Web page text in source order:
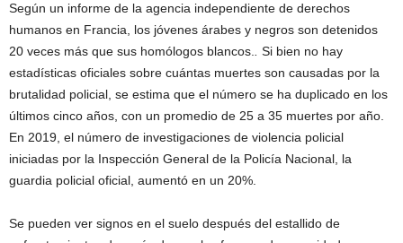
Según un informe de la agencia independiente de derechos
humanos en Francia, los jóvenes árabes y negros son detenidos
20 veces más que sus homólogos blancos.
Si bien no hay
estadísticas oficiales sobre cuántas muertes son causadas por la
brutalidad policial, se estima que el número se ha duplicado en los
últimos cinco años, con un promedio de 25 a 35 muertes por año.
En 2019, el número de investigaciones de violencia policial
iniciadas por la Inspección General de la Policía Nacional, la
guardia policial oficial, aumentó en un 20%.
Se pueden ver signos en el suelo después del estallido de